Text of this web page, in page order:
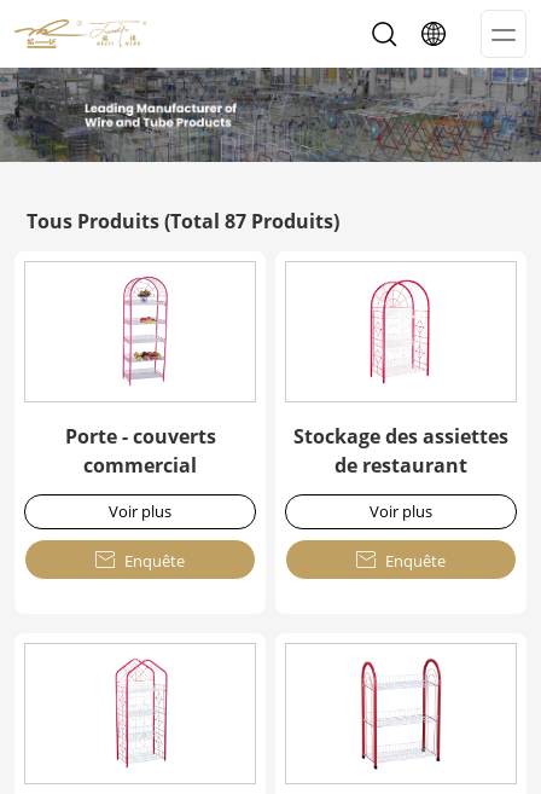
Tous Produits(Total 87 Produits)
Porte - couverts
commercial
Voir plus
 Enquête
Stockage des assiettes
de restaurant
Voir plus
 Enquête